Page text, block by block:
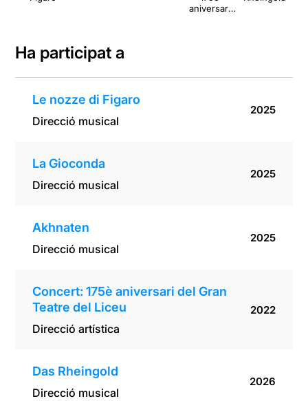
aniversari
Ha participat a
Le nozze di Figaro
Direcció musical
2025
La Gioconda
Direcció musical
2025
Akhnaten
Direcció musical
2025
Concert: 175è aniversari del Gran
Teatre del Liceu
Direcció artística
2022
Das Rheingold
Direcció musical
2026